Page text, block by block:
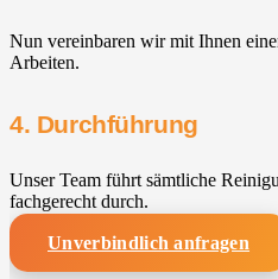
Nun vereinbaren wir mit Ihnen
Arbeiten.
4. Durchführung
Unser Team führt sämtliche
fachgerecht durch.
Unverbindlich anfragen